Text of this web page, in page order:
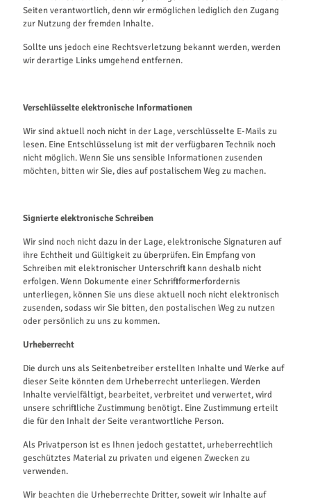
Seiten verantwortlich, denn wir ermöglichen lediglich den Zugang
zur Nutzung der fremden Inhalte.
Sollte uns jedoch eine Rechtsverletzung bekannt werden, werden
wir derartige Links umgehend entfernen.
Verschlüsselte elektronische Informationen
Wir sind aktuell noch nicht in der Lage, verschlüsselte E-Mails zu
lesen. Eine Entschlüsselung ist mit der verfügbaren Technik noch
nicht möglich. Wenn Sie uns sensible Informationen zusenden
möchten, bitten wir Sie, dies auf postalischem Weg zu machen.
Signierte elektronische Schreiben
Wir sind noch nicht dazu in der Lage, elektronische Signaturen auf
ihre Echtheit und Gültigkeit zu überprüfen. Ein Empfang von
Schreiben mit elektronischer Unterschrift kann deshalb nicht
erfolgen. Wenn Dokumente einer Schriftformerfordernis
unterliegen, können Sie uns diese aktuell noch nicht elektronisch
zusenden, sodass wir Sie bitten, den postalischen Weg zu nutzen
oder persönlich zu uns zu kommen.
Urheberrecht
Die durch uns als Seitenbetreiber erstellten Inhalte und Werke auf
dieser Seite könnten dem Urheberrecht unterliegen. Werden
Inhalte vervielfältigt, bearbeitet, verbreitet und verwertet, wird
unsere schriftliche Zustimmung benötigt. Eine Zustimmung erteilt
die für den Inhalt der Seite verantwortliche Person.
Als Privatperson ist es Ihnen jedoch gestattet, urheberrechtlich
geschütztes Material zu privaten und eigenen Zwecken zu
verwenden.
Wir beachten die Urheberrechte Dritter, soweit wir Inhalte auf